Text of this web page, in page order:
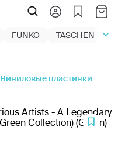
FUNKO TASCHEN
Виниловые пластинки